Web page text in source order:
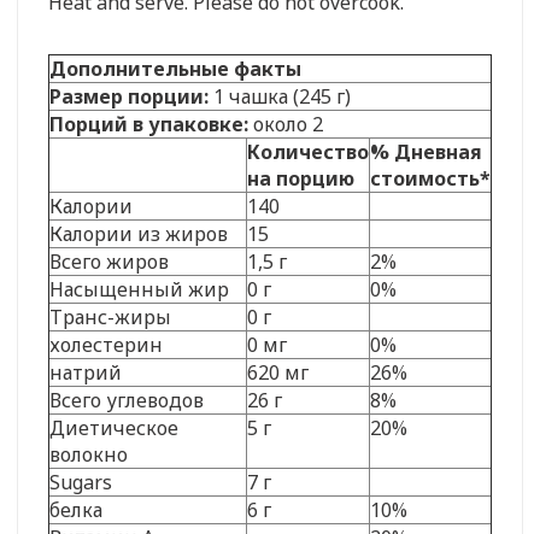
Дополнительные факты
Размер порции: 1 чашка (245 г)
Порций в упаковке:около 2
Количество
на порцию
% Дневная
стоимость*
Калории
140
Калории из жиров
15
Всего жиров
1,5 г
2%
Насыщенный жир
0 г
0%
Транс-жиры
0 г
холестерин
0 мг
0%
натрий
620 мг
26%
Всего углеводов
26 г
8%
Диетическое
волокно
5 г 20%
Sugars
7 г
белка
6 г
10%